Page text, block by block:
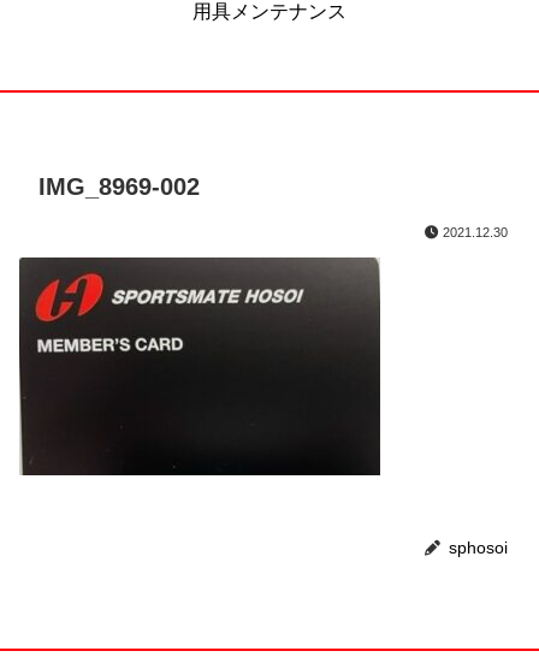
用具メンテナンス
IMG_8969-002
2021.12.30
sphosoi